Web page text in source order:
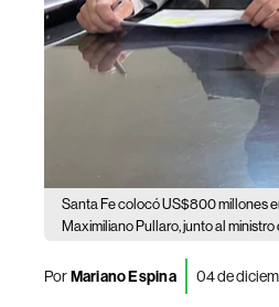
Santa Fe colocó US$800 millones
Maximiliano Pullaro, junto al
PorMariano Espina 04 de